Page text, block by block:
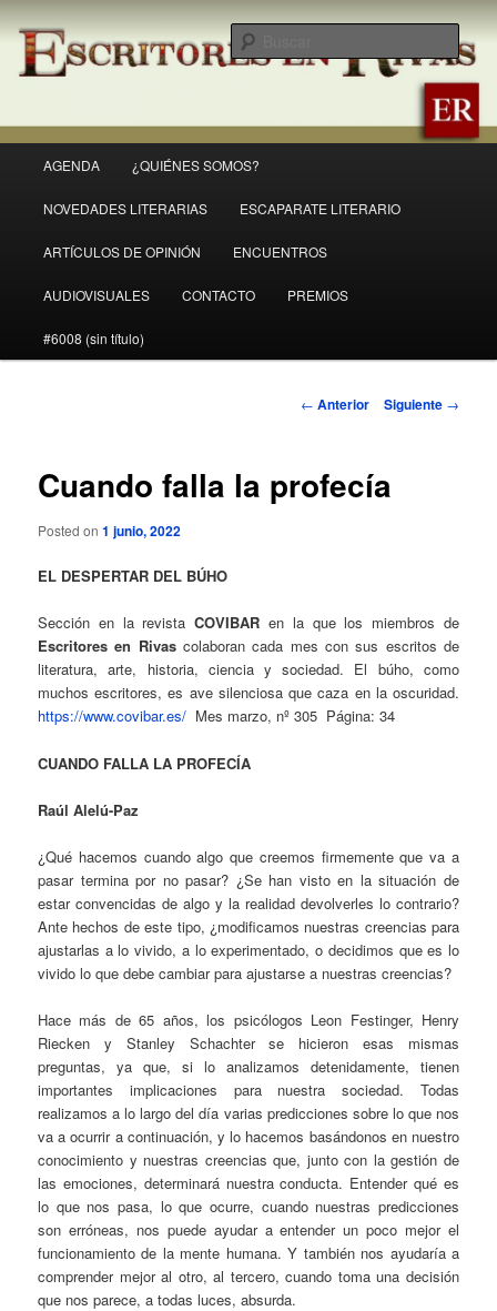
Ir
al
contenido
principal
Revista Escritores en Rivas
principal
AGENDA ¿QUIÉNES SOMOS?
NOVEDADES LITERARIAS ESCAPARATE LITERARIO
ARTÍCULOS DE OPINIÓN ENCUENTROS
AUDIOVISUALES CONTACTO PREMIOS
#6008 (sin título)
Navegación
← Anterior Siguiente →
Cuando falla la profecía
Posted on1 junio, 2022
EL DESPERTAR DEL BÚHO
Sección en la revistaCOVIBAR en la que los miembros de
Escritores en Rivascolaboran cada mes con sus escritos de
literatura, arte, historia, ciencia y sociedad. El búho, como
muchos escritores, es ave silenciosa que caza en la oscuridad.
https://www.covibar.es/ Mes marzo, nº 305 Página: 34
CUANDO FALLA LA PROFECÍA
Raúl Alelú-Paz
¿Qué hacemos cuando algo que creemos firmemente que va a
pasar termina por no pasar? ¿Se han visto en la situación de
estar convencidas de algo y la realidad devolverles lo contrario?
Ante hechos de este tipo, ¿modificamos nuestras creencias para
ajustarlas a lo vivido, a lo experimentado, o decidimos que es lo
vivido lo que debe cambiar para ajustarse a nuestras creencias?
Hace más de 65 años, los psicólogos Leon Festinger, Henry
Riecken y Stanley Schachter se hicieron esas mismas
preguntas, ya que, si lo analizamos detenidamente, tienen
importantes implicaciones para nuestra sociedad. Todas
realizamos a lo largo del día varias predicciones sobre lo que nos
va a ocurrir a continuación, y lo hacemos basándonos en nuestro
conocimiento y nuestras creencias que, junto con la gestión de
las emociones, determinará nuestra conducta. Entender qué es
lo que nos pasa, lo que ocurre, cuando nuestras predicciones
son erróneas, nos puede ayudar a entender un poco mejor el
funcionamiento de la mente humana. Y también nos ayudaría a
comprender mejor al otro, al tercero, cuando toma una decisión
que nos parece, a todas luces, absurda.